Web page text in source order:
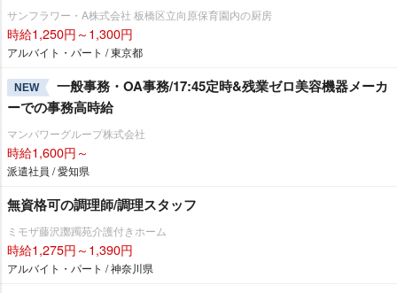
サンフラワー・A株式会社 板橋区立向原保育園内の厨房
時給1,250円～1,300円
アルバイト・パート / 東京都
NEW
一般事務・OA事務/17:45定時&残業ゼロ美容機器メーカ
ーでの事務高時給
マンパワーグループ株式会社
時給1,600円～
派遣社員 / 愛知県
無資格可の調理師/調理スタッフ
ミモザ藤沢躑躅苑介護付きホーム
時給1,275円～1,390円
アルバイト・パート / 神奈川県